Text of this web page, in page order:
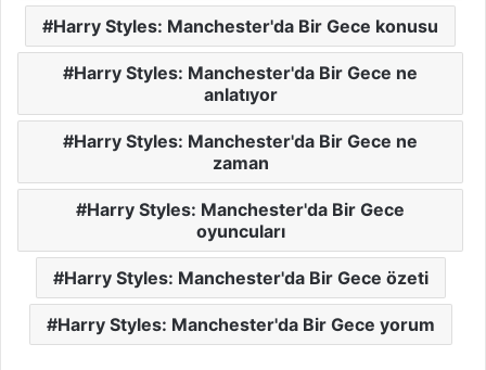
Harry Styles: Manchester'da Bir Gece konusu
Harry Styles: Manchester'da Bir Gece ne
anlatıyor
Harry Styles: Manchester'da Bir Gece ne
zaman
Harry Styles: Manchester'da Bir Gece
oyuncuları
Harry Styles: Manchester'da Bir Gece özeti
Harry Styles: Manchester'da Bir Gece yorum